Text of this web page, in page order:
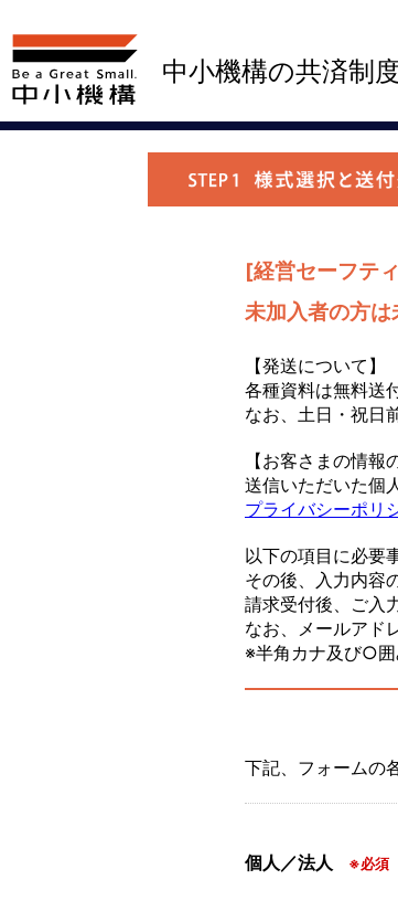
中小機構の共済制
[経営セーフテ
未加入者の方は
【発送について】
各種資料は無料送
なお、土日・祝日
【お客さまの情報
送信いただいた個
プライバシーポリ
以下の項目に必要
その後、入力内容
請求受付後、ご入
なお、メールアド
※半角カナ及び○囲
下記、フォームの
個人／法人 ※必須